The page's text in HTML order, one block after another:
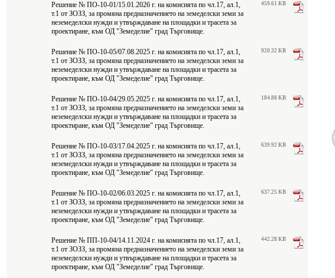
Решение № ПО-10-01/15.01.2026 г. на комисията по чл.17, ал.1,
т.1 от ЗОЗЗ, за промяна предназначението на земеделски земи за
неземеделски нужди и утвърждаване на площадки и трасета за
проектиране, към ОД "Земеделие" град Търговище.
459.61 KB
Решение № ПО-10-05/07.08.2025 г. на комисията по чл.17, ал.1,
т.1 от ЗОЗЗ, за промяна предназначението на земеделски земи за
неземеделски нужди и утвърждаване на площадки и трасета за
проектиране, към ОД "Земеделие" град Търговище.
920.32 KB
Решение № ПО-10-04/29.05.2025 г. на комисията по чл.17, ал.1,
т.1 от ЗОЗЗ, за промяна предназначението на земеделски земи за
неземеделски нужди и утвърждаване на площадки и трасета за
проектиране, към ОД "Земеделие" град Търговище.
184.88 KB
Решение № ПО-10-03/17.04.2025 г. на комисията по чл.17, ал.1,
т.1 от ЗОЗЗ, за промяна предназначението на земеделски земи за
неземеделски нужди и утвърждаване на площадки и трасета за
проектиране, към ОД "Земеделие" град Търговище.
639.92 KB
Решение № ПО-10-02/06.03.2025 г. на комисията по чл.17, ал.1,
т.1 от ЗОЗЗ, за промяна предназначението на земеделски земи за
неземеделски нужди и утвърждаване на площадки и трасета за
проектиране, към ОД "Земеделие" град Търговище.
637.25 KB
Решение № ПП-10-04/14.11.2024 г. на комисията по чл.17, ал.1,
т.1 от ЗОЗЗ, за промяна предназначението на земеделски земи за
неземеделски нужди и утвърждаване на площадки и трасета за
проектиране, към ОД "Земеделие" град Търговище.
442.28 KB